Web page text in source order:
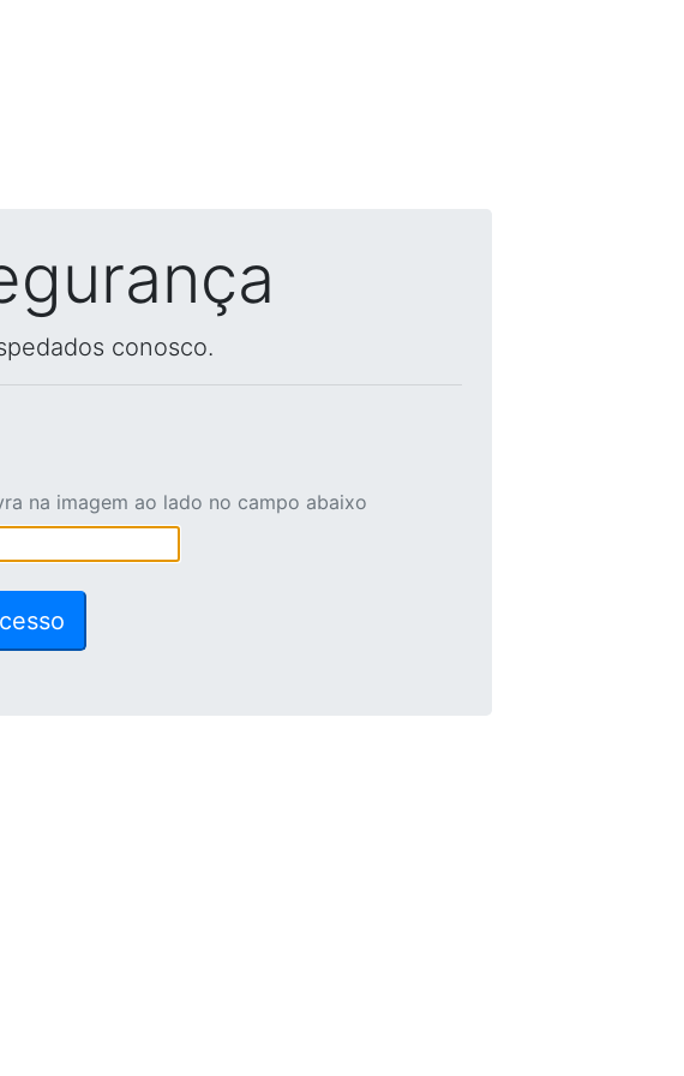
conosco.
na imagem ao lado no campo abaixo